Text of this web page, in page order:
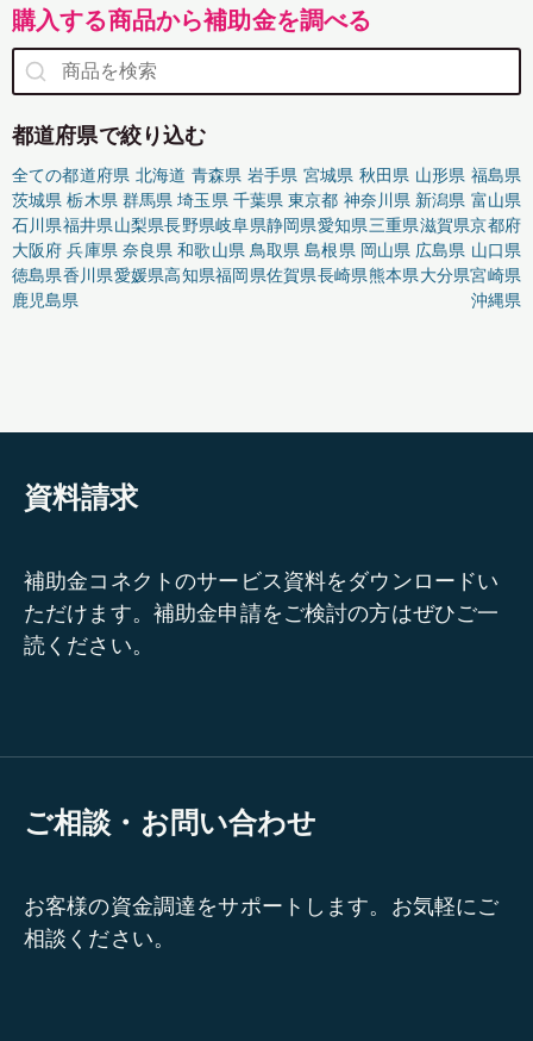
購入する商品から補助金を調べる
都道府県で絞り込む
全ての都道府県 北海道 青森県 岩手県 宮城県 秋田県 山形県 福島県
茨城県 栃木県 群馬県 埼玉県 千葉県 東京都 神奈川県 新潟県 富山県
石川県福井県山梨県長野県岐阜県静岡県愛知県三重県滋賀県京都府
大阪府 兵庫県 奈良県 和歌山県 鳥取県 島根県 岡山県 広島県 山口県
徳島県香川県愛媛県高知県福岡県佐賀県長崎県熊本県大分県宮崎県
鹿児島県
沖縄県
資料請求
補助金コネクトのサービス資料をダウンロードい
ただけます。補助金申請をご検討の方はぜひご一
読ください。
ご相談・お問い合わせ
お客様の資金調達をサポートします。お気軽にご
相談ください。